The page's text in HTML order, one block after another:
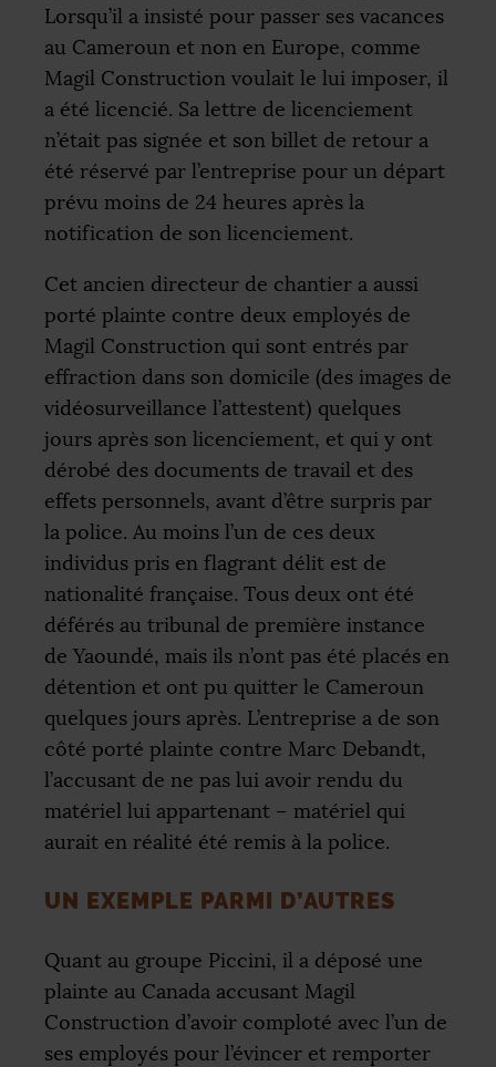
Lorsqu’il a insisté pour passer ses vacances
au Cameroun et non en Europe, comme
Magil Construction voulait le lui imposer, il
a été licencié. Sa lettre de licenciement
n’était pas signée et son billet de retour a
été réservé par l’entreprise pour un départ
prévu moins de 24 heures après la
notification de son licenciement.
Cet ancien directeur de chantier a aussi
porté plainte contre deux employés de
Magil Construction qui sont entrés par
effraction dans son domicile (des images de
vidéosurveillance l’attestent) quelques
jours après son licenciement, et qui y ont
dérobé des documents de travail et des
effets personnels, avant d’être surpris par
la police. Au moins l’un de ces deux
individus pris en flagrant délit est de
nationalité française. Tous deux ont été
déférés au tribunal de première instance
de Yaoundé, mais ils n’ont pas été placés en
détention et ont pu quitter le Cameroun
quelques jours après. L’entreprise a de son
côté porté plainte contre Marc Debandt,
l’accusant de ne pas lui avoir rendu du
matériel lui appartenant – matériel qui
aurait en réalité été remis à la police.
UN EXEMPLE PARMI D’AUTRES
Quant au groupe Piccini, il a déposé une
plainte au Canada accusant Magil
Construction d’avoir comploté avec l’un de
ses employés pour l’évincer et remporter